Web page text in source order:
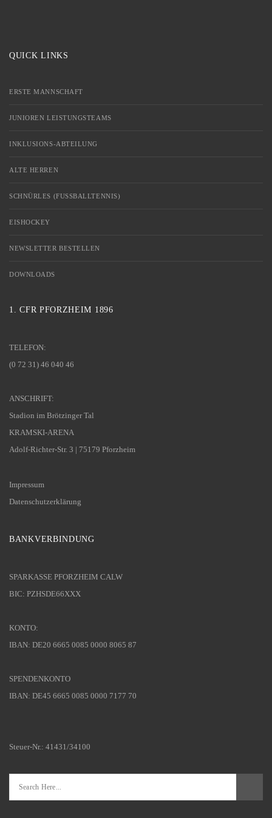
QUICK LINKS
ERSTE MANNSCHAFT
JUNIOREN LEISTUNGSTEAMS
INKLUSIONS-ABTEILUNG
ALTE HERREN
SCHNÜRLES (FUSSBALLTENNIS)
EISHOCKEY
NEWSLETTER BESTELLEN
DOWNLOADS
1. CFR PFORZHEIM 1896
TELEFON:
(0 72 31) 46 040 46
ANSCHRIFT:
Stadion im Brötzinger Tal
KRAMSKI-ARENA
Adolf-Richter-Str. 3 | 75179 Pforzheim
Impressum
Datenschutzerklärung
BANKVERBINDUNG
SPARKASSE PFORZHEIM CALW
BIC: PZHSDE66XXX
KONTO:
IBAN: DE20 6665 0085 0000 8065 87
SPENDENKONTO
IBAN: DE45 6665 0085 0000 7177 70
Steuer-Nr.: 41431/34100